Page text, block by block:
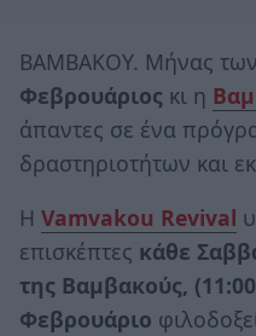
ΒΑΜΒΑΚΟΥ. Μήνας των
Φεβρουάριος κι η
άπαντες σε ένα
δραστηριοτήτων και
Η Vamvakou Revival
επισκέπτες κάθε
της Βαμβακούς,
Φεβρουάριο